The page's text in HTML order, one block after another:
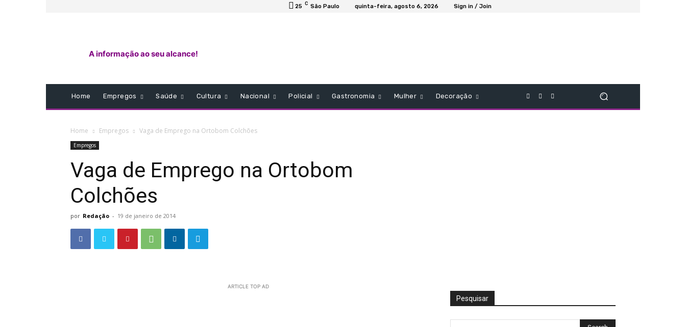
25 C São Paulo quinta-feira, agosto 6, 2026 Sign in / Join
A informação ao seu alcance!
Home Empregos Saúde Cultura Nacional Policial Gastronomia Mulher Decoração
Home Empregos Vaga de Emprego na Ortobom Colchões
Empregos
Vaga de Emprego na Ortobom
Colchões
por Redação - 19 de janeiro de 2014
ARTICLE TOP AD
Pesquisar